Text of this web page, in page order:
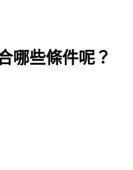
哪些條件呢？